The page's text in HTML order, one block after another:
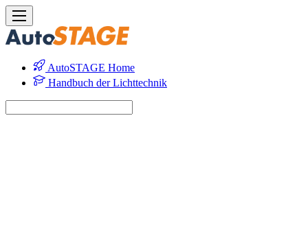
AutoSTAGE Home
Handbuch der Lichttechnik